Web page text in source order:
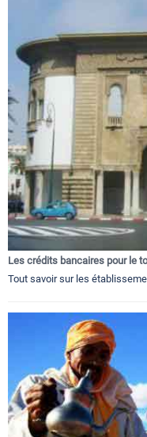
Les crédits bancaires pour le
Tout savoir sur les